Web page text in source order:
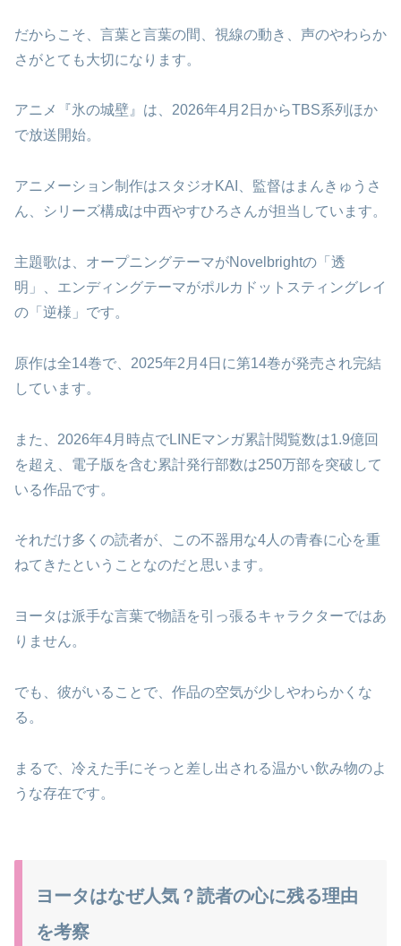
だからこそ、言葉と言葉の間、視線の動き、声のやわらか
さがとても大切になります。
アニメ『氷の城壁』は、2026年4月2日からTBS系列ほか
で放送開始。
アニメーション制作はスタジオKAI、監督はまんきゅうさ
ん、シリーズ構成は中西やすひろさんが担当しています。
主題歌は、オープニングテーマがNovelbrightの「透
明」、エンディングテーマがポルカドットスティングレイ
の「逆様」です。
原作は全14巻で、2025年2月4日に第14巻が発売され完結
しています。
また、2026年4月時点でLINEマンガ累計閲覧数は1.9億回
を超え、電子版を含む累計発行部数は250万部を突破して
いる作品です。
それだけ多くの読者が、この不器用な4人の青春に心を重
ねてきたということなのだと思います。
ヨータは派手な言葉で物語を引っ張るキャラクターではあ
りません。
でも、彼がいることで、作品の空気が少しやわらかくな
る。
まるで、冷えた手にそっと差し出される温かい飲み物のよ
うな存在です。
ヨータはなぜ人気？読者の心に残る理由
を考察